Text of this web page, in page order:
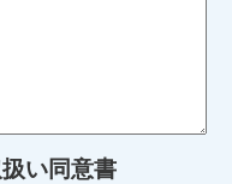
い同意書